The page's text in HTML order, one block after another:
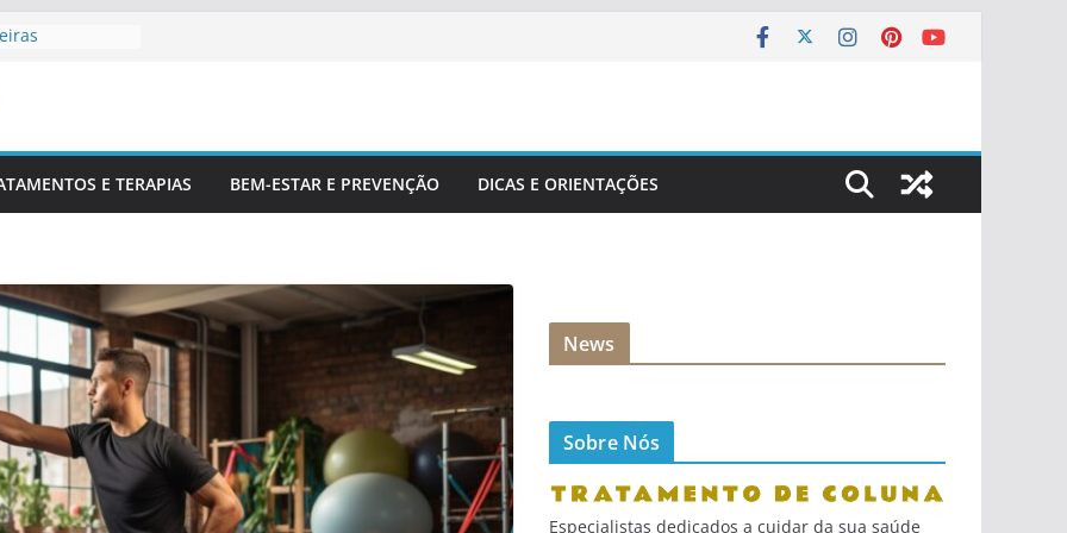
Da
E TERAPIAS BEM-ESTAR E PREVENÇÃO DICAS E ORIENTAÇÕES
News
Sobre Nós
Especialistas dedicados a cuidar da sua saúde